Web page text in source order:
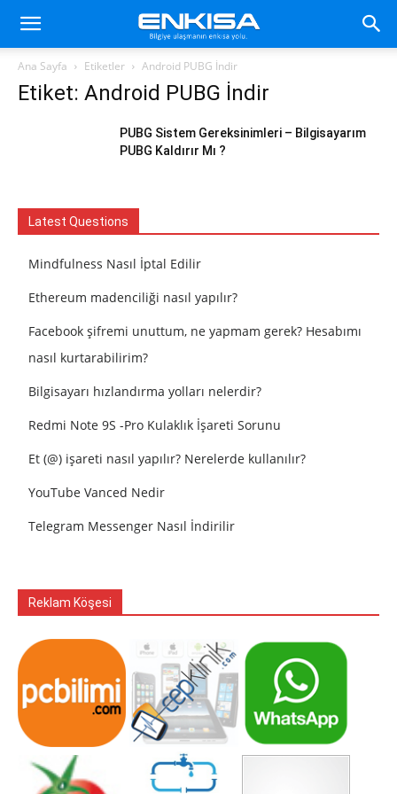
Ana Sayfa Etiketler Android PUBG İndir
Etiket: Android PUBG İndir
PUBG Sistem Gereksinimleri – Bilgisayarım
PUBG Kaldırır Mı ?
Latest Questions
Mindfulness Nasıl İptal Edilir
Ethereum madenciliği nasıl yapılır?
Facebook şifremi unuttum, ne yapmam gerek? Hesabımı
nasıl kurtarabilirim?
Bilgisayarı hızlandırma yolları nelerdir?
Redmi Note 9S -Pro Kulaklık İşareti Sorunu
Et (@) işareti nasıl yapılır? Nerelerde kullanılır?
YouTube Vanced Nedir
Telegram Messenger Nasıl İndirilir
Reklam Köşesi